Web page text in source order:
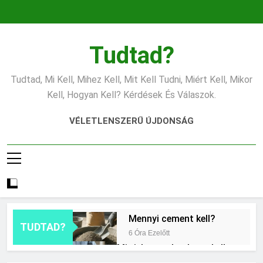
Tudtad?
Tudtad, Mi Kell, Mihez Kell, Mit Kell Tudni, Miért Kell, Mikor
Kell, Hogyan Kell? Kérdések És Válaszok.
VÉLETLENSZERŰ ÚJDONSÁG
TUDTAD?
Mennyi cement kell?
6 Óra Ezelőtt
Mit jelent a thm hogy kell